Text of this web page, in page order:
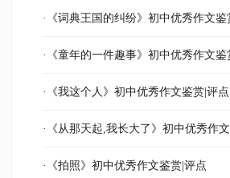
·《词典王国的纠纷》初中优秀作文鉴
·《童年的一件趣事》初中优秀作文鉴
·《我这个人》初中优秀作文鉴赏|评点
·《从那天起,我长大了》初中优秀作
·《拍照》初中优秀作文鉴赏|评点